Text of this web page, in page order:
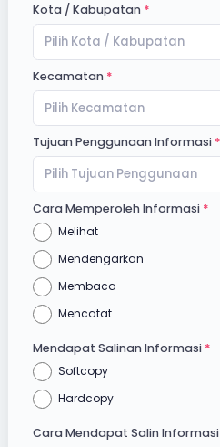
Kota / Kabupatan
Pilih Kota / Kabupatan
Kecamatan
Pilih Kecamatan
Tujuan Penggunaan Informasi
Pilih Tujuan Penggunaan
Cara Memperoleh Informasi
Melihat
Mendengarkan
Membaca
Mencatat
Mendapat Salinan Informasi
Softcopy
Hardcopy
Cara Mendapat Salin Informasi